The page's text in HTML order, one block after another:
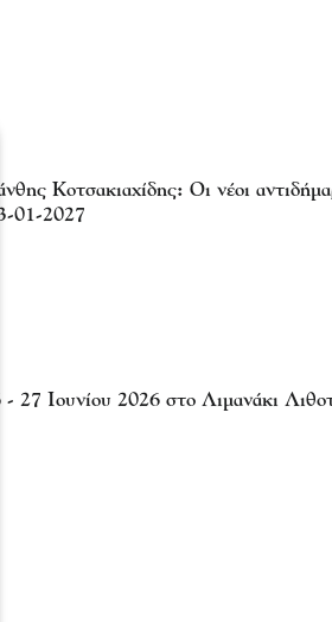
Κοτσακιαχίδης: Οι νέοι
01-2027
27 Ιουνίου 2026 στο Λιμανάκι